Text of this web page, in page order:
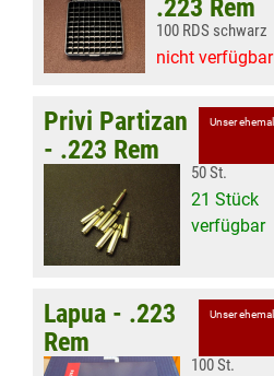
.223 Rem
100 RDS schwarz
nicht verfügbar
Unser
Privi Partizan
- .223 Rem
50 St.
21 Stück
verfügbar
Unser
Lapua - .223
Rem
100 St.